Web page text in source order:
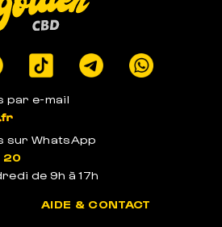
par e-mail
sur WhatsApp
20
de 9h à 17h
AIDE & CONTACT